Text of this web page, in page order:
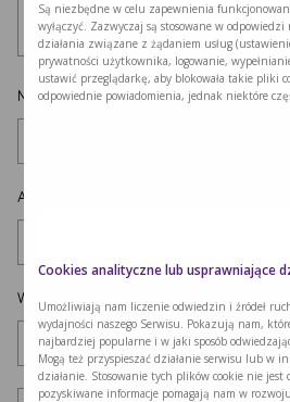
Nazwa*
Adres e-mail
Witryna internetowa
Są niezbędne w celu zapewnienia
wyłączyć. Zazwyczaj są stosowane w
działania związane z żądaniem usług
prywatności użytkownika, logowanie,
ustawić przeglądarkę, aby blokowała takie pliki
odpowiednie powiadomienia, jednak niektóre
Cookies analityczne lub usprawniające
Umożliwiają nam liczenie odwiedzin i źródeł
wydajności naszego Serwisu. Pokazują nam,
najbardziej popularne i w jaki sposób
Mogą też przyspieszać działanie serwisu lub w
działanie. Stosowanie tych plików cookie nie jest
pozyskiwane informacje pomagają nam w